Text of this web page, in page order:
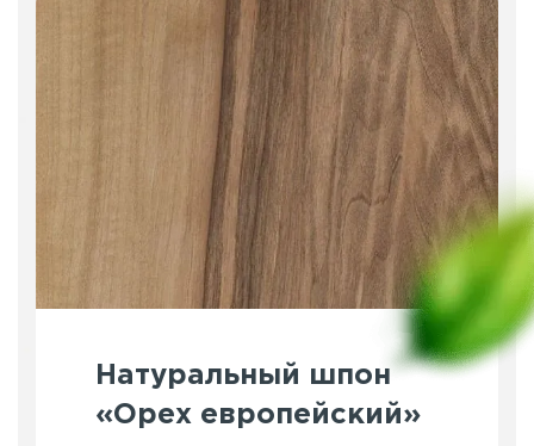
Натуральный шпон
«Орех европейский»